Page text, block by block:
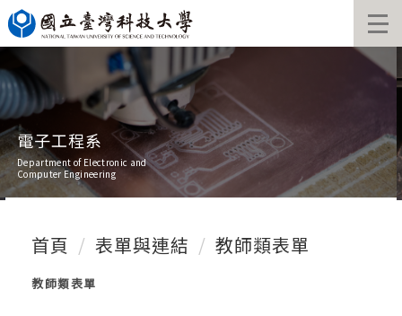
跳
到
主
要
內
容
區
電子工程系
Department of Electronic and
Computer Engineering
首頁 表單與連結 教師類表單
教師類表單